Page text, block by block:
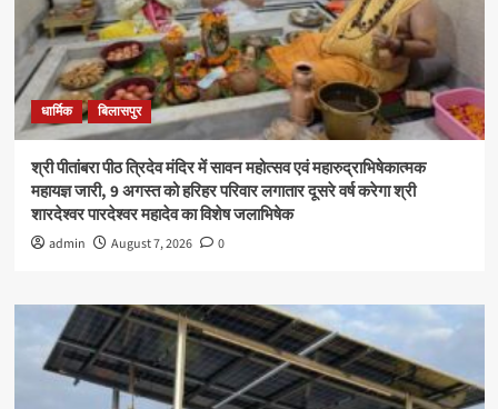
धार्मिक बिलासपुर
श्री पीतांबरा पीठ त्रिदेव मंदिर में सावन महोत्सव एवं महारुद्राभिषेकात्मक
महायज्ञ जारी, 9 अगस्त को हरिहर परिवार लगातार दूसरे वर्ष करेगा श्री
शारदेश्वर पारदेश्वर महादेव का विशेष जलाभिषेक
admin August 7, 2026 0